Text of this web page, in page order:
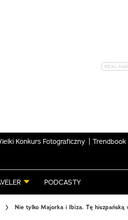
Konkurs Fotograficzny Trendbook
PODCASTY
Nie tylko Majorka i Ibiza. Tę